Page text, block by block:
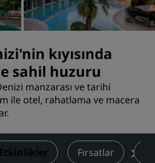
kıyısında
sahil huzuru
manzarası ve tarihi
ile otel, rahatlama ve macera
Etkinlikler Fırsatlar